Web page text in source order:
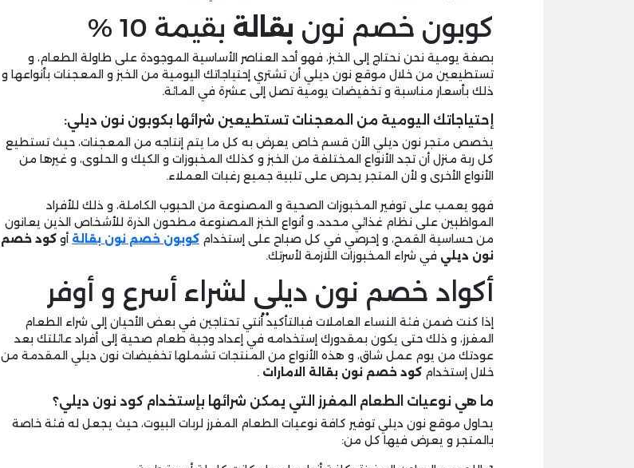
كوبون خصم نون بقالة بقيمة 10 %
بصفة يومية نحن نحتاج إلى الخبز، فهو أحد العناصر الأساسية الموجودة على طاولة الطعام، و
تستطيعين من خلال موقع نون ديلي أن تشتري إحتياجاتك اليومية من الخبز و المعجنات بأنواعها و
ذلك بأسعار مناسبة و تخفيضات يومية تصل إلى عشرة في المائة.
إحتياجاتك اليومية من المعجنات تستطيعين شرائها بكوبون نون ديلي:
يخصص متجر نون ديلي الأن قسم خاص يعرض به كل ما يتم إنتاجه من المعجنات، حيث تستطيع
كل ربة منزل أن تجد الأنواع المختلفة من الخبز و كذلك المخبوزات و الكيك و الحلوى، و غيرها من
الأنواع الأخرى و لأن المتجر يحرص على تلبية جميع رغبات العملاء.
فهو يعمب على توفير المخبوزات الصحية و المصنوعة من الحبوب الكاملة، و ذلك للأفراد
المواظبين على نظام غذائي محدد، و أنواع الخبز المصنوعة مطحون الذرة للأشخاص الذين يعانون
من حساسية القمح، و إحرصي في كل صباح على إستخدام كوبون خصم نون بقالة أو كود خصم
نون ديلي في شراء المخبوزات اللازمة لأسرتك.
أكواد خصم نون ديلي لشراء أسرع و أوفر
إذا كنت ضمن فئة النساء العاملات فبالتأكيد أنتي تحتاجين في بعض الأحيان إلى شراء الطعام
المفرز، و ذلك حتى يكون بمقدورك إستخدامه في إعداد وجبة طعام صحية إلى أفراد عائلتك بعد
عودتك من يوم عمل شاق، و هذه الأنواع من المنتجات تشملها تخفيضات نون ديلي المقدمة من
خلال إستخدام كود خصم نون بقالة الامارات .
ما هي نوعيات الطعام المفرز التي يمكن شرائها بإستخدام كود نون ديلي؟
يحاول موقع نون ديلي توفير كافة نوعيات الطعام المفرز لربات البيوت، حيث يجعل له فئة خاصة
بالمتجر و يعرض فيها كل من: